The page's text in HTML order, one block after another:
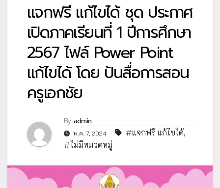
แจกฟรี แก้ไขได้ ชุด ประกาศ
เปิดภาคเรียนที่ 1 ปีการศึกษา
2567 ไฟล์ Power Point
แก้ไขได้ โดย ปันสื่อการสอน
ครูเอกชัย
By admin
พ.ค. 7, 2024 #แจกฟรี แก้ไขได้,
#ไม่มีหมวดหมู่